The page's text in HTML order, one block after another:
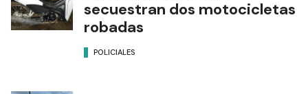
secuestran dos motocicletas
robadas
POLICIALES